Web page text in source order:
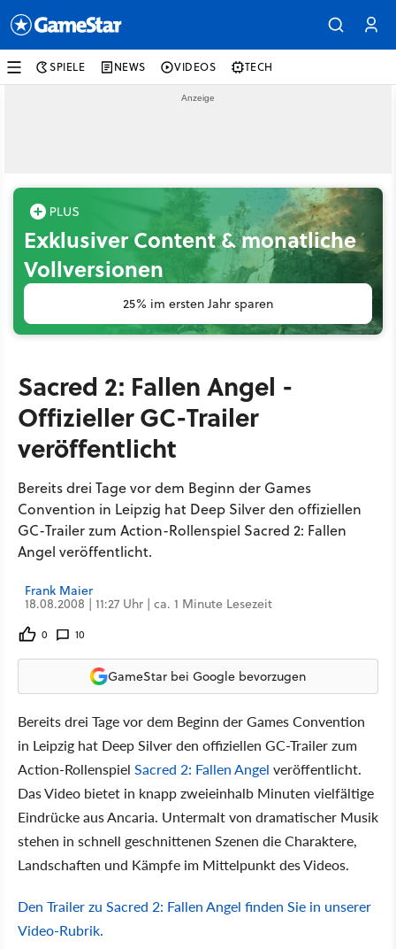
SPIELE NEWS VIDEOS TECH
Exklusiver Content & monatliche
Vollversionen
25% im ersten Jahr sparen
Sacred 2: Fallen Angel -
Offizieller GC-Trailer
veröffentlicht
Bereits drei Tage vor dem Beginn der Games
Convention in Leipzig hat Deep Silver den offiziellen
GC-Trailer zum Action-Rollenspiel Sacred 2: Fallen
Angel veröffentlicht.
Frank Maier
18.08.2008 | 11:27 Uhr | ca. 1 Minute Lesezeit
0 10
GameStar bei Google bevorzugen
Bereits drei Tage vor dem Beginn der Games Convention
in Leipzig hat Deep Silver den offiziellen GC-Trailer zum
Action-Rollenspiel Sacred 2: Fallen Angel veröffentlicht.
Das Video bietet in knapp zweieinhalb Minuten vielfältige
Eindrücke aus Ancaria. Untermalt von dramatischer Musik
stehen in schnell geschnittenen Szenen die Charaktere,
Landschaften und Kämpfe im Mittelpunkt des Videos.
Den Trailer zu Sacred 2: Fallen Angel finden Sie in unserer
Video-Rubrik.